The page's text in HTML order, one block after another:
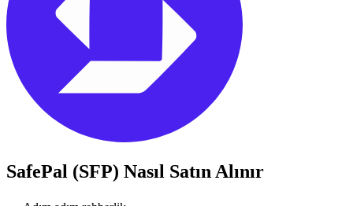
SafePal (SFP) Nasıl Satın Alınır